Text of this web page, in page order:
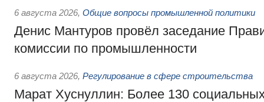
6 августа 2026, Общие вопросы промышленной политики
Денис Мантуров провёл заседание
комиссии по промышленности
6 августа 2026, Регулирование в сфере строительства
Марат Хуснуллин: Более 130